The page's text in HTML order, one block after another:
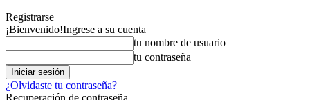
Registrarse
¡Bienvenido!Ingrese a su cuenta
tu nombre de usuario
tu contraseña
¿Olvidaste tu contraseña?
Recuperación de contraseña